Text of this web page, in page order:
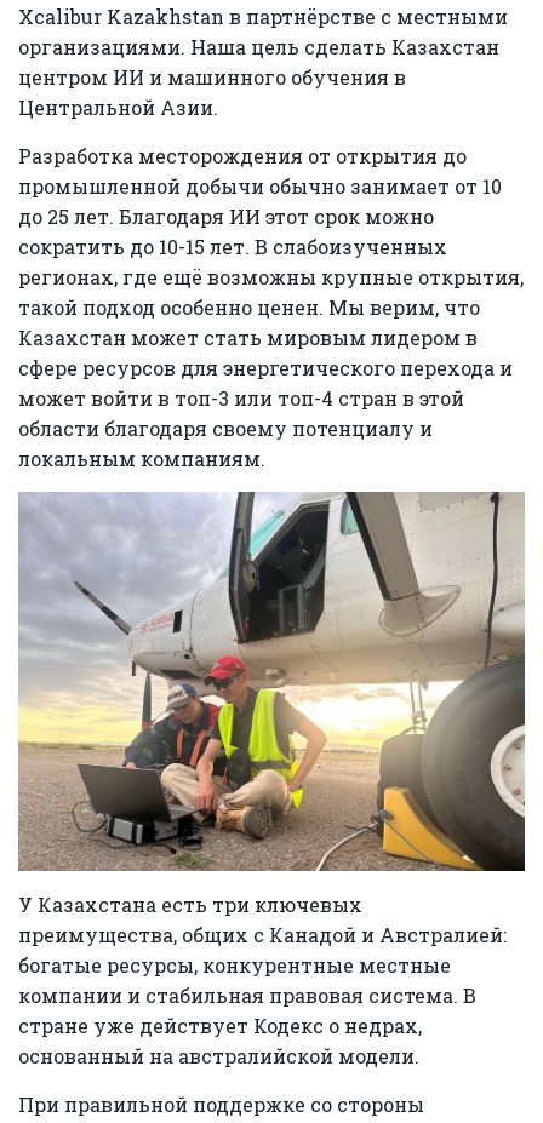
Xcalibur Kazakhstan в партнёрстве с местными
организациями. Наша цель сделать Казахстан
центром ИИ и машинного обучения в
Центральной Азии.
Разработка месторождения от открытия до
промышленной добычи обычно занимает от 10
до 25 лет. Благодаря ИИ этот срок можно
сократить до 10-15 лет. В слабоизученных
регионах, где ещё возможны крупные открытия,
такой подход особенно ценен. Мы верим, что
Казахстан может стать мировым лидером в
сфере ресурсов для энергетического перехода и
может войти в топ-3 или топ-4 стран в этой
области благодаря своему потенциалу и
локальным компаниям.
У Казахстана есть три ключевых
преимущества, общих с Канадой и Австралией:
богатые ресурсы, конкурентные местные
компании и стабильная правовая система. В
стране уже действует Кодекс о недрах,
основанный на австралийской модели.
При правильной поддержке со стороны